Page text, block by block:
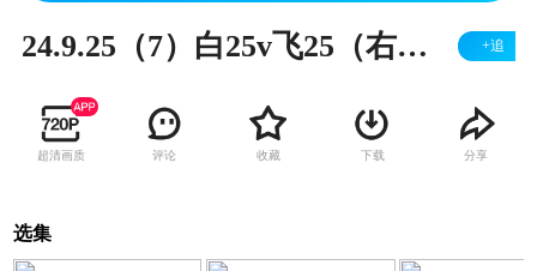
24.9.25（7）白25v飞25（右胜） +追
超清画质 评论 收藏 下载 分享
选集